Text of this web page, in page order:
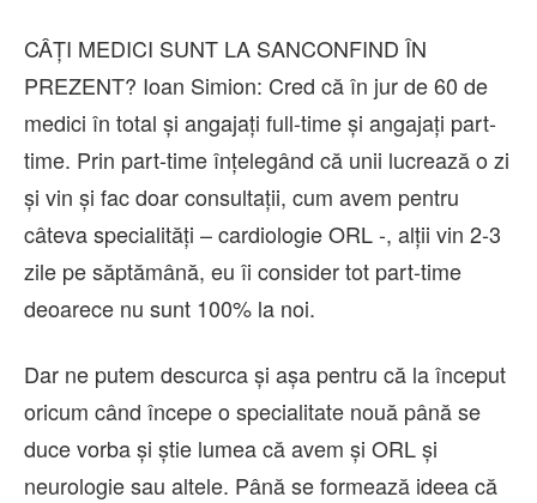
CÂȚI MEDICI SUNT LA SANCONFIND ÎN
PREZENT? Ioan Simion: Cred că în jur de 60 de
medici în total și angajați full-time și angajați part-
time. Prin part-time înțelegând că unii lucrează o zi
și vin și fac doar consultații, cum avem pentru
câteva specialități – cardiologie ORL -, alții vin 2-3
zile pe săptămână, eu îi consider tot part-time
deoarece nu sunt 100% la noi.
Dar ne putem descurca și așa pentru că la început
oricum când începe o specialitate nouă până se
duce vorba și știe lumea că avem și ORL și
neurologie sau altele. Până se formează ideea că